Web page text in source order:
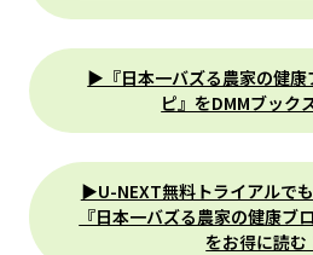
▶『日本一バズる農家の健康
ピ』をDMMブック
▶U-NEXT無料トライアルで
『日本一バズる農家の健康ブ
をお得に読む